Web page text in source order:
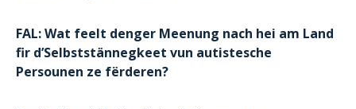
FAL: Wat feelt denger Meenung nach hei am Land
fir d’Selbststännegkeet vun autistesche
Persounen ze fërderen?